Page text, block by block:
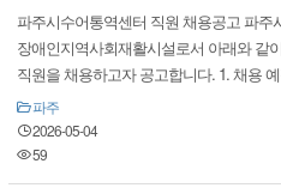
파주시수어통역센터 직원 채용공고 파주
장애인지역사회재활시설로서 아래와 같
직원을 채용하고자 공고합니다. 1. 채용
파주
2026-05-04
59